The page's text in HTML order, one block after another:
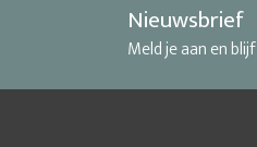
Nieuwsbrief
Meld je aan en